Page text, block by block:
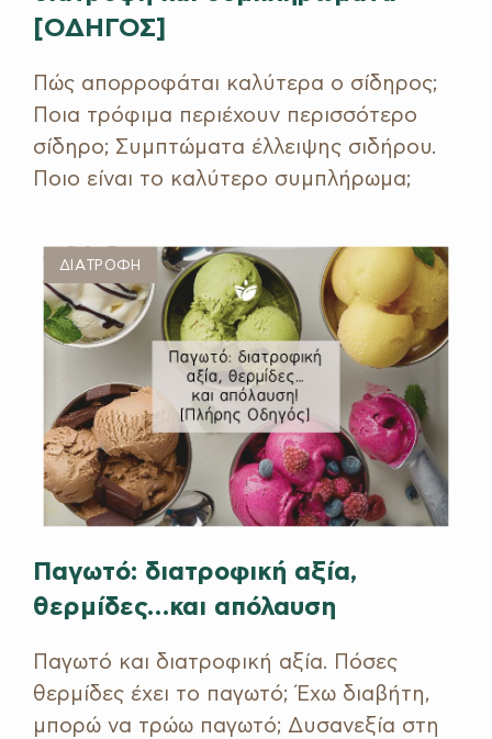
[ΟΔΗΓΟΣ]
Πώς απορροφάται καλύτερα ο σίδηρος;
Ποια τρόφιμα περιέχουν περισσότερο
σίδηρο; Συμπτώματα έλλειψης σιδήρου​.
Ποιο είναι το καλύτερο συμπλήρωμα;
ΔΙΑΤΡΟΦΗ
Παγωτό: διατροφική αξία,
θερμίδες…και απόλαυση
Παγωτό και διατροφική αξία. Πόσες
θερμίδες έχει το παγωτό; Έχω διαβήτη,
μπορώ να τρώω παγωτό; Δυσανεξία στη